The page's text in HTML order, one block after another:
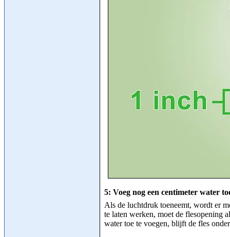
5: Voeg nog een centimeter water
Als de luchtdruk toeneemt, wordt er
te laten werken, moet de flesopening
water toe te voegen, blijft de fles